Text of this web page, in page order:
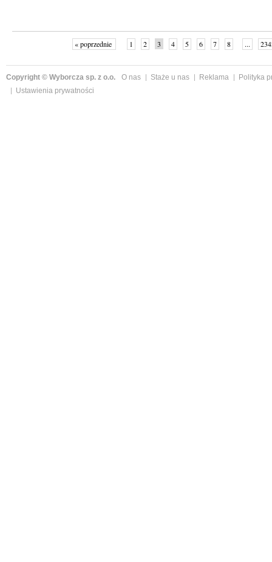
« poprzednie 1 2 3 4 5 6 7 8 ...
Copyright © Wyborcza sp. z o.o. O nas Staże u nas Reklama
Polityka
Ustawienia prywatności